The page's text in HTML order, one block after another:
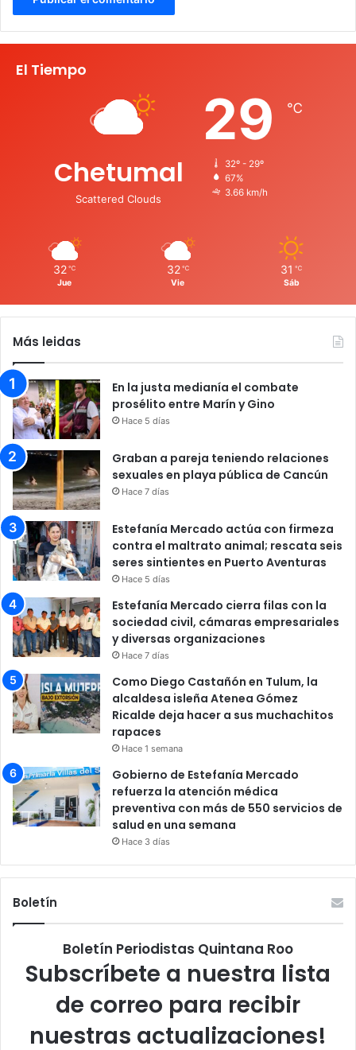
El Tiempo
Chetumal
Scattered Clouds
29 ℃
32º - 29º
67%
3.66 km/h
32 ℃
Jue
32 ℃
Vie
31 ℃
Sáb
Más leidas
En la justa medianía el combate
prosélito entre Marín y Gino
Hace 5 días
Graban a pareja teniendo relaciones
sexuales en playa pública de Cancún
Hace 7 días
Estefanía Mercado actúa con firmeza
contra el maltrato animal; rescata seis
seres sintientes en Puerto Aventuras
Hace 5 días
Estefanía Mercado cierra filas con la
sociedad civil, cámaras empresariales
y diversas organizaciones
Hace 7 días
Como Diego Castañón en Tulum, la
alcaldesa isleña Atenea Gómez
Ricalde deja hacer a sus muchachitos
rapaces
Hace 1 semana
Gobierno de Estefanía Mercado
refuerza la atención médica
preventiva con más de 550 servicios de
salud en una semana
Hace 3 días
Boletín
Boletín Periodistas Quintana Roo
Subscríbete a nuestra lista
de correo para recibir
nuestras actualizaciones!